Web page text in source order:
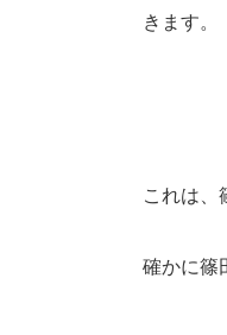
きます。
これは、
確かに篠